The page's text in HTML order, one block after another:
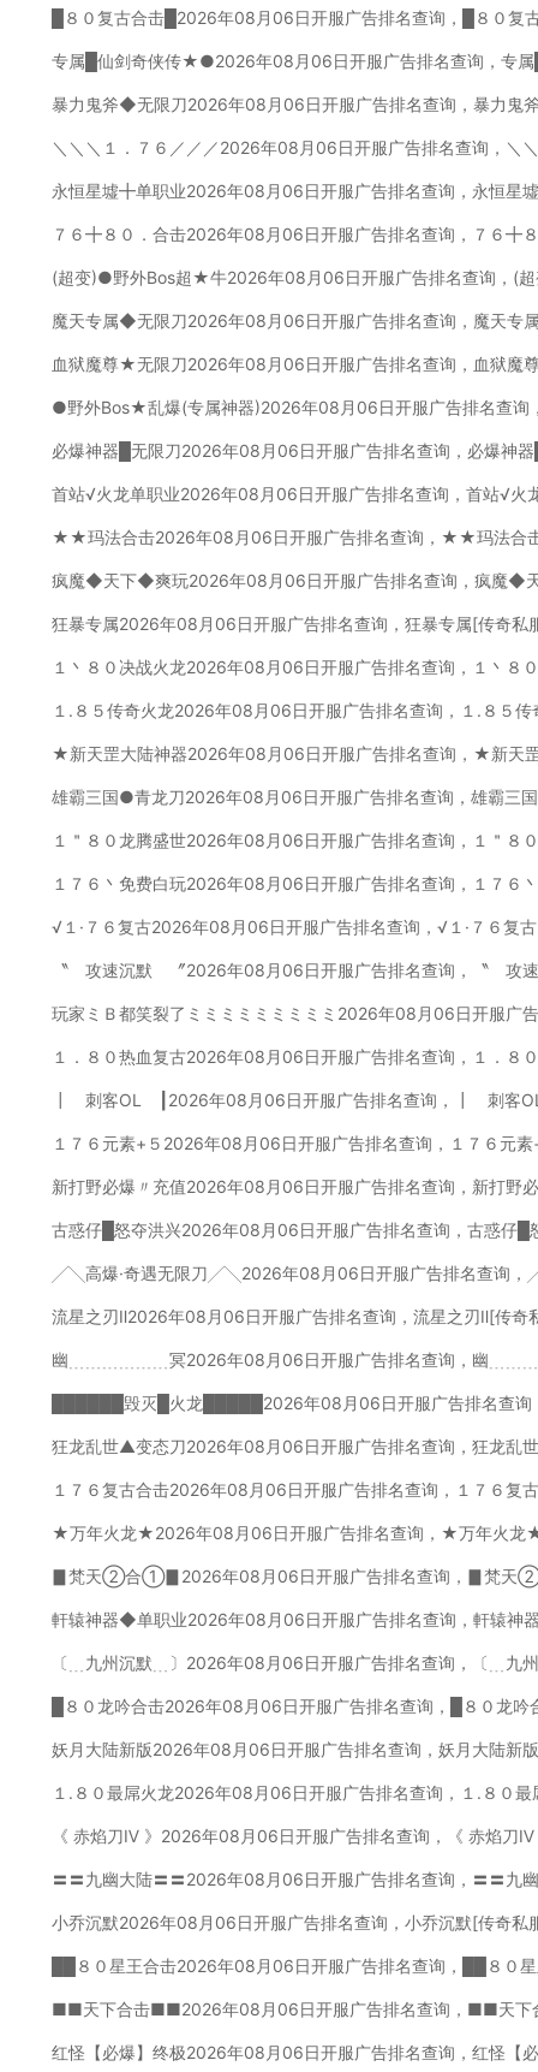
█８０复古合击█2026年08月06日开服广告排名查询，█８０复
专属█仙剑奇侠传★●2026年08月06日开服广告排名查询，专
暴力鬼斧◆无限刀2026年08月06日开服广告排名查询，暴力鬼
＼＼＼１．７６／／／2026年08月06日开服广告排名查询，＼
永恒星墟╋单职业2026年08月06日开服广告排名查询，永恒星
７６╋８０．合击2026年08月06日开服广告排名查询，７６╋
(超变)●野外Bos超★牛2026年08月06日开服广告排名查询，(
魔天专属◆无限刀2026年08月06日开服广告排名查询，魔天专
血狱魔尊★无限刀2026年08月06日开服广告排名查询，血狱魔
●野外Bos★乱爆(专属神器)2026年08月06日开服广告排名查
必爆神器█无限刀2026年08月06日开服广告排名查询，必爆神
首站√火龙单职业2026年08月06日开服广告排名查询，首站√火
★★玛法合击2026年08月06日开服广告排名查询，★★玛法合
疯魔◆天下◆爽玩2026年08月06日开服广告排名查询，疯魔◆
狂暴专属2026年08月06日开服广告排名查询，狂暴专属[传奇私
１丶８０决战火龙2026年08月06日开服广告排名查询，１丶８
１.８５传奇火龙2026年08月06日开服广告排名查询，１.８５
★新天罡大陆神器2026年08月06日开服广告排名查询，★新天
雄霸三国●青龙刀2026年08月06日开服广告排名查询，雄霸三
１＂８０龙腾盛世2026年08月06日开服广告排名查询，１＂８
１７６丶免费白玩2026年08月06日开服广告排名查询，１７６
√１·７６复古2026年08月06日开服广告排名查询，√１·７６复
〝 攻速沉默 〞2026年08月06日开服广告排名查询，〝 攻
玩家ミＢ都笑裂了ミミミミミミミミミ2026年08月06日开服广
１．８０热血复古2026年08月06日开服广告排名查询，１．８
┃ 刺客OL ┃2026年08月06日开服广告排名查询，┃ 刺客
１７６元素+５2026年08月06日开服广告排名查询，１７６元
新打野必爆〃充值2026年08月06日开服广告排名查询，新打野
古惑仔█怒夺洪兴2026年08月06日开服广告排名查询，古惑仔█
╱╲高爆·奇遇无限刀╱╲2026年08月06日开服广告排名查询
流星之刃Ⅱ2026年08月06日开服广告排名查询，流星之刃Ⅱ[传奇
幽﹍﹍﹍﹍﹍﹍冥2026年08月06日开服广告排名查询，幽
██████毁灭█火龙█████2026年08月06日开服广告排名查
狂龙乱世▲变态刀2026年08月06日开服广告排名查询，狂龙乱
１７６复古合击2026年08月06日开服广告排名查询，１７６复
★万年火龙★2026年08月06日开服广告排名查询，★万年火龙
▊梵天②合①▊2026年08月06日开服广告排名查询，▊梵天
軒辕神器◆单职业2026年08月06日开服广告排名查询，軒辕神
〔﹍九州沉默﹍〕2026年08月06日开服广告排名查询，〔﹍九
█８０龙吟合击2026年08月06日开服广告排名查询，█８０龙吟
妖月大陆新版2026年08月06日开服广告排名查询，妖月大陆新
１.８０最屌火龙2026年08月06日开服广告排名查询，１.８０
《 赤焰刀Ⅳ 》2026年08月06日开服广告排名查询，《 赤焰刀
〓〓九幽大陆〓〓2026年08月06日开服广告排名查询，〓〓九
小乔沉默2026年08月06日开服广告排名查询，小乔沉默[传奇私
██８０星王合击2026年08月06日开服广告排名查询，██８０
■■天下合击■■2026年08月06日开服广告排名查询，■■天下
红怪【必爆】终极2026年08月06日开服广告排名查询，红怪【